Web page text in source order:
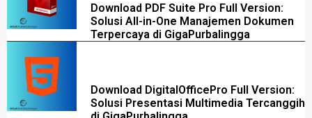
Download PDF Suite Pro Full Version:
Solusi All-in-One Manajemen Dokumen
Terpercaya di GigaPurbalingga
Download DigitalOfficePro Full Version:
Solusi Presentasi Multimedia Tercanggih